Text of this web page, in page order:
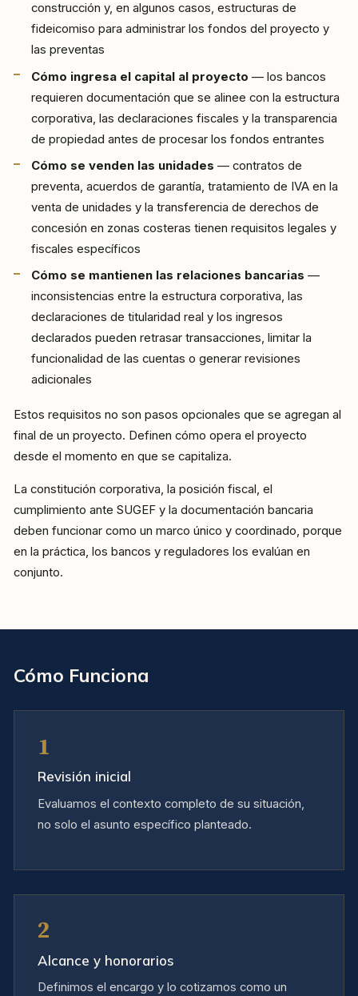
construcción y, en algunos casos, estructuras de
fideicomiso para administrar los fondos del proyecto y
las preventas
Cómo ingresa el capital al proyecto — los bancos
requieren documentación que se alinee con la estructura
corporativa, las declaraciones fiscales y la transparencia
de propiedad antes de procesar los fondos entrantes
Cómo se venden las unidades — contratos de
preventa, acuerdos de garantía, tratamiento de IVA en la
venta de unidades y la transferencia de derechos de
concesión en zonas costeras tienen requisitos legales y
fiscales específicos
Cómo se mantienen las relaciones bancarias —
inconsistencias entre la estructura corporativa, las
declaraciones de titularidad real y los ingresos
declarados pueden retrasar transacciones, limitar la
funcionalidad de las cuentas o generar revisiones
adicionales
Estos requisitos no son pasos opcionales que se agregan al
final de un proyecto. Definen cómo opera el proyecto
desde el momento en que se capitaliza.
La constitución corporativa, la posición fiscal, el
cumplimiento ante SUGEF y la documentación bancaria
deben funcionar como un marco único y coordinado, porque
en la práctica, los bancos y reguladores los evalúan en
conjunto.
Cómo Funciona
1
Revisión inicial
Evaluamos el contexto completo de su situación,
no solo el asunto específico planteado.
2
Alcance y honorarios
Definimos el encargo y lo cotizamos como un